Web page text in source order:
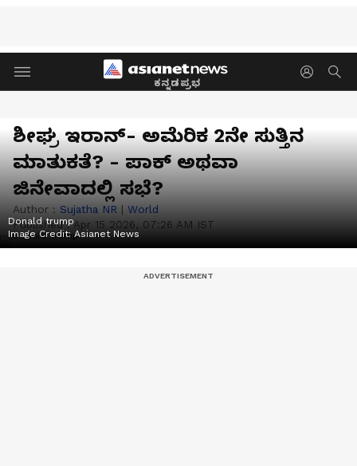
ಕನ್ನಡಪ್ರಭ
ಶೀಘ್ರ ಇರಾನ್- ಅಮೆರಿಕ 2ನೇ ಸುತ್ತಿನ
ಮಾತುಕತೆ? - ಪಾಕ್‌ ಅಥವಾ
ಜಿನೇವಾದಲ್ಲಿ ಸಭೆ?
Author : Sujatha NR | World
Published :Apr 15 2026, 07:26 AM IST
Donald trump
Image Credit:Asianet News